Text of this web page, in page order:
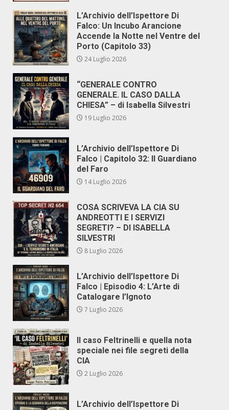
L’Archivio dell’Ispettore Di
Falco: Un Incubo Arancione
Accende la Notte nel Ventre del
Porto (Capitolo 33)
24 Luglio 2026
“GENERALE CONTRO
GENERALE. IL CASO DALLA
CHIESA” – di Isabella Silvestri
19 Luglio 2026
L’Archivio dell’Ispettore Di
Falco | Capitolo 32: Il Guardiano
del Faro
14 Luglio 2026
COSA SCRIVEVA LA CIA SU
ANDREOTTI E I SERVIZI
SEGRETI? – DI ISABELLA
SILVESTRI
8 Luglio 2026
L’Archivio dell’Ispettore Di
Falco | Episodio 4: L’Arte di
Catalogare l’Ignoto
7 Luglio 2026
Il caso Feltrinelli e quella nota
speciale nei file segreti della
CIA
2 Luglio 2026
L’Archivio dell’Ispettore Di